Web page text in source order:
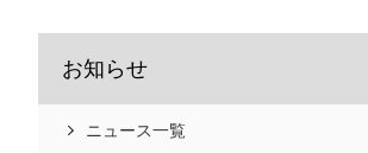
お知らせ
ニュース一覧